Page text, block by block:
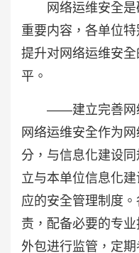
网络运维安全
重要内容，各单位
提升对网络运维安
平。
——建立完善网
网络运维安全作为
分，与信息化建设
立与本单位信息化
应的安全管理制度
责，配备必要的专
外包进行监管，定